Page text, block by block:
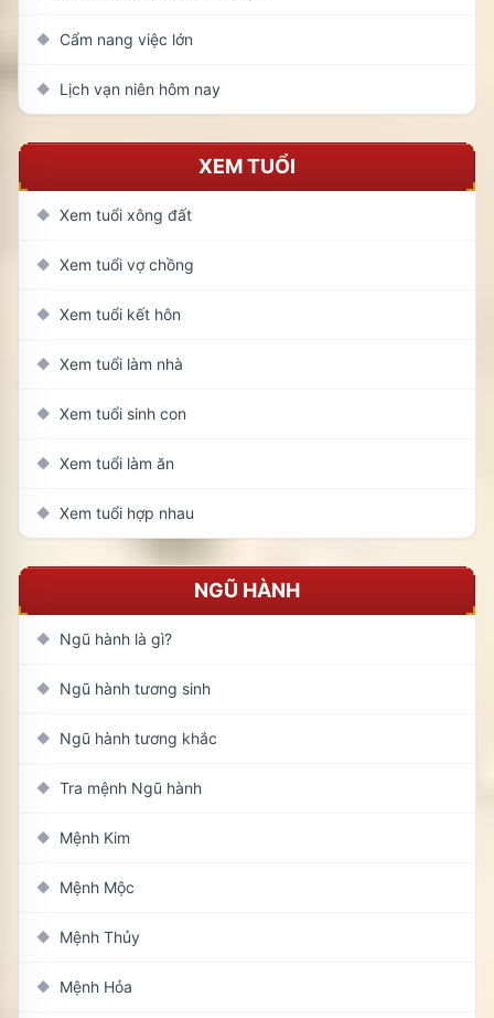
◆ Cẩm nang việc lớn
◆ Lịch vạn niên hôm nay
XEM TUỔI
◆ Xem tuổi xông đất
◆ Xem tuổi vợ chồng
◆ Xem tuổi kết hôn
◆ Xem tuổi làm nhà
◆ Xem tuổi sinh con
◆ Xem tuổi làm ăn
◆ Xem tuổi hợp nhau
NGŨ HÀNH
◆ Ngũ hành là gì?
◆ Ngũ hành tương sinh
◆ Ngũ hành tương khắc
◆ Tra mệnh Ngũ hành
◆ Mệnh Kim
◆ Mệnh Mộc
◆ Mệnh Thủy
◆ Mệnh Hỏa